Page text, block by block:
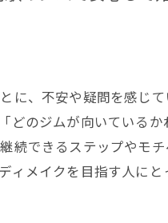
に、不安や疑問を感じ
どのジムが向いている
続できるステップやモ
メイクを目指す人に